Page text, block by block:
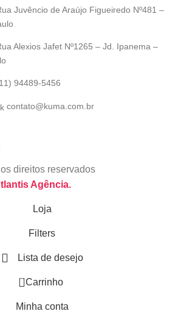
Juvêncio de Araújo Figueiredo Nº481 –
Alexios Jafet Nº1265 – Jd. Ipanema –
94489-5456
contato@kuma.com.br
direitos reservados
Agência.
Loja
Filters
Lista de desejo
0 Carrinho
Minha conta